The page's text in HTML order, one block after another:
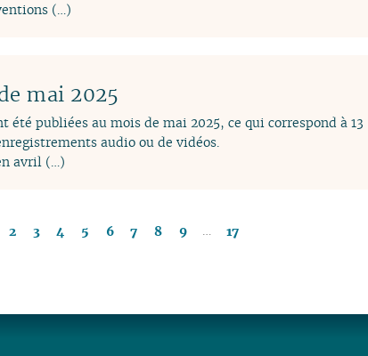
(…)
mai 2025
été publiées au mois de mai 2025, ce qui correspond à 13
audio ou de vidéos.
avril (…)
2 3 4 5 6 7 8 9 17